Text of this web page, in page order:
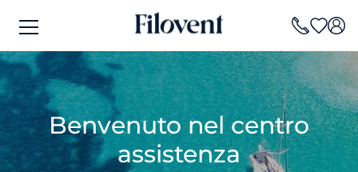
Benvenuto nel centro
assistenza